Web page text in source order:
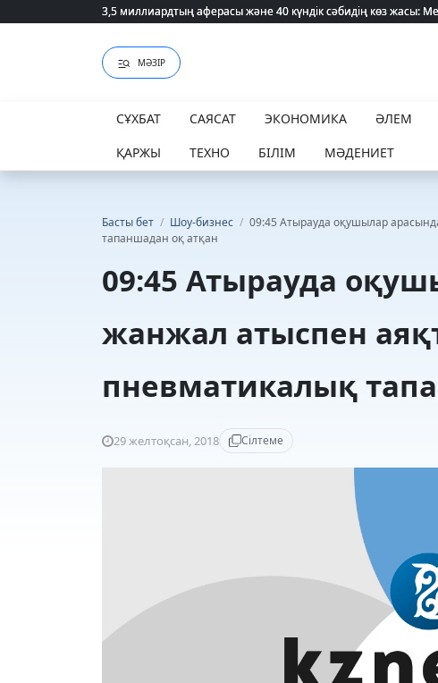
3,5 миллиардтың аферасы және 40 күндік сәбидің көз жасы:
3,5 миллиардтың аферасы және 40 күндік сәбидің көз жасы:
МӘЗІР
СҰХБАТ САЯСАТ ЭКОНОМИКА ӘЛЕМ
ҚАРЖЫ
ТЕХНО БІЛІМ МӘДЕНИЕТ
Басты бет / Шоу-бизнес / 09:45 Атырауда оқушылар
тапаншадан оқ атқан
09:45 Атырауда
жанжал атыспен
пневматикалық
29 желтоқсан, 2018 Сілтеме